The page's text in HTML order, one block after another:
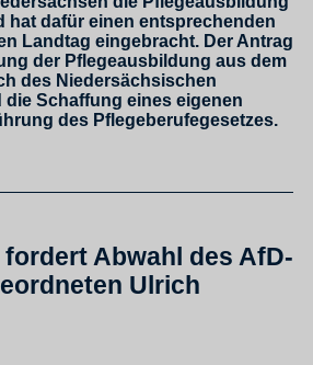
hat dafür einen entsprechenden
Landtag eingebracht. Der Antrag
der Pflegeausbildung aus dem
des Niedersächsischen
Schaffung eines eigenen
des Pflegeberufegesetzes.
Abwahl des AfD-
Ulrich